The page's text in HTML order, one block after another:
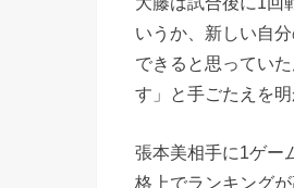
いうか、新しい自
できると思ってい
す」と手ごたえを明
張本美相手に1ゲー
格上でランキング